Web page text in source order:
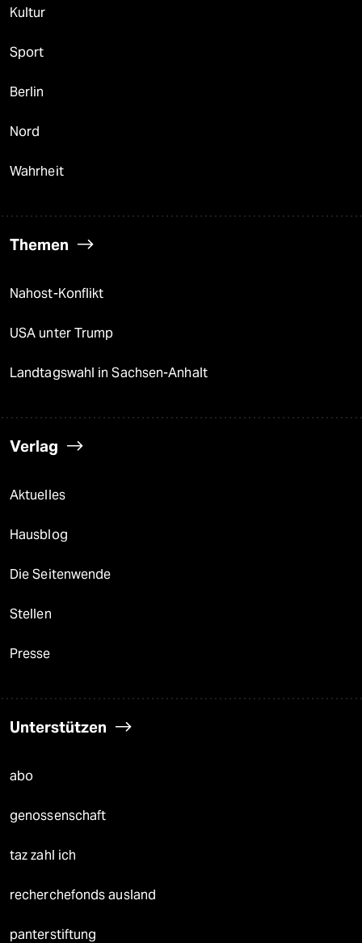
Kultur
Sport
Berlin
Nord
Wahrheit
Themen
Nahost-Konflikt
USA unter Trump
Landtagswahl in Sachsen-Anhalt
Verlag
Aktuelles
Hausblog
Die Seitenwende
Stellen
Presse
Unterstützen
abo
genossenschaft
taz zahl ich
recherchefonds ausland
panterstiftung